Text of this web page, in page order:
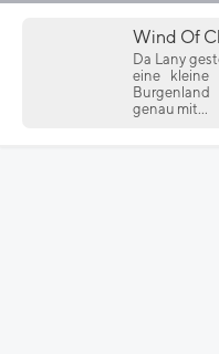
Wind Of
Da Lany
eine kleine
genau mit...